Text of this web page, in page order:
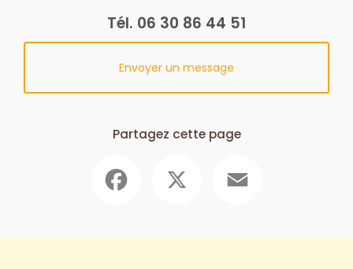
Tél. 06 30 86 44 51
Envoyer un message
Partagez cette page